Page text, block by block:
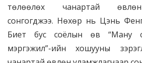
төлөөлөх чанартай
сонгогджээ. Нөхөр нь Цэнь
Биет бус соёлын өв “Ману
мэргэжил”-ийн хошууны